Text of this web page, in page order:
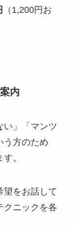
（1,200円お
内
い」「マンツ
う方のため
。
望をお話して
クニックを各